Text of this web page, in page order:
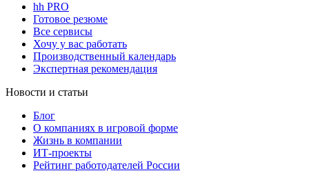
hh PRO
Готовое резюме
Все сервисы
Хочу у вас работать
Производственный календарь
Экспертная рекомендация
Новости и статьи
Блог
О компаниях в игровой форме
Жизнь в компании
ИТ-проекты
Рейтинг работодателей России